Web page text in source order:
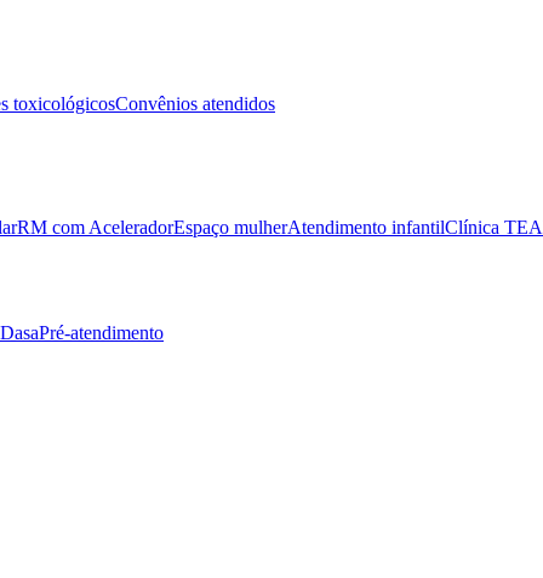
toxicológicosConvênios atendidos
RM com AceleradorEspaço mulherAtendimento infantilClínica TEA
Pré-atendimento